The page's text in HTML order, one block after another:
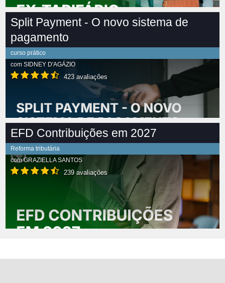
Split Payment - O novo sistema de
pagamento
curso prático
com SIDNEY D'AGÁZIO
423 avaliações
EFD Contribuições em 2027
Reforma tributária
comGRAZIELLA SANTOS
239 avaliações